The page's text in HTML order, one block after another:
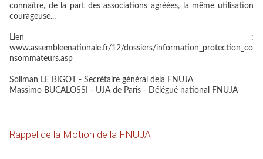
connaître, de la part des associations agréées, la même utilisation
courageuse...
Lien :
www.assembleenationale.fr/12/dossiers/information_protection_co
nsommateurs.asp
Soliman LE BIGOT - Secrétaire général dela FNUJA
Massimo BUCALOSSI - UJA de Paris - Délégué national FNUJA
Rappel de la Motion de la FNUJA